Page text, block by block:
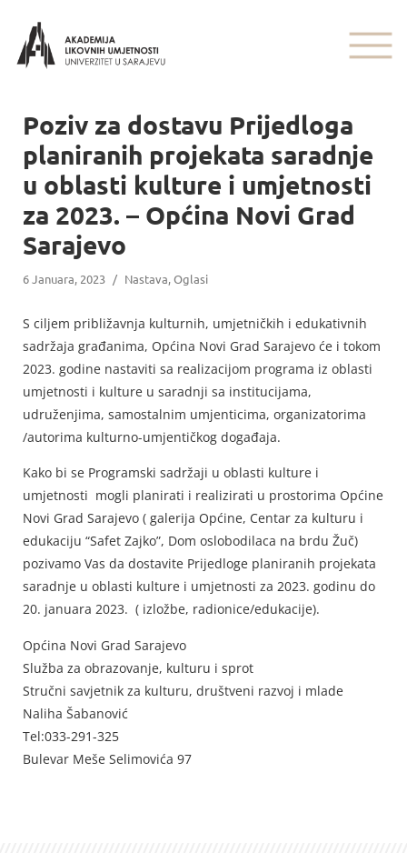
Poziv za dostavu Prijedloga
planiranih projekata saradnje
u oblasti kulture i umjetnosti
za 2023. – Općina Novi Grad
Sarajevo
6 Januara, 2023 / Nastava,Oglasi
S ciljem približavnja kulturnih, umjetničkih i edukativnih
sadržaja građanima, Općina Novi Grad Sarajevo će i tokom
2023. godine nastaviti sa realizacijom programa iz oblasti
umjetnosti i kulture u saradnji sa institucijama,
udruženjima, samostalnim umjenticima, organizatorima
/autorima kulturno-umjentičkog događaja.
Kako bi se Programski sadržaji u oblasti kulture i
umjetnosti mogli planirati i realizirati u prostorima Općine
Novi Grad Sarajevo ( galerija Općine, Centar za kulturu i
edukaciju “Safet Zajko”, Dom oslobodilaca na brdu Žuč)
pozivamo Vas da dostavite Prijedloge planiranih projekata
saradnje u oblasti kulture i umjetnosti za 2023. godinu do
20. januara 2023. ( izložbe, radionice/edukacije).
Općina Novi Grad Sarajevo
Služba za obrazovanje, kulturu i sprot
Stručni savjetnik za kulturu, društveni razvoj i mlade
Naliha Šabanović
Tel:033-291-325
Bulevar Meše Selimovića 97